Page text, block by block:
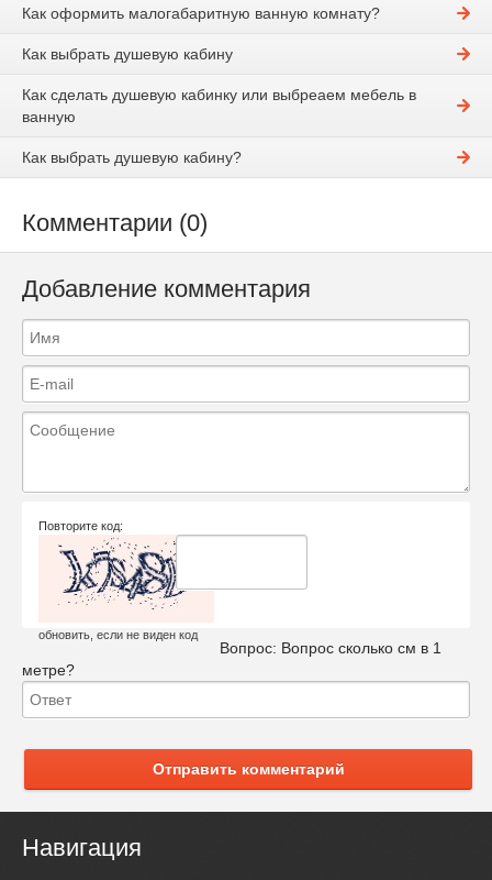
Как оформить малогабаритную ванную комнату?
Как выбрать душевую кабину
Как сделать душевую кабинку или выбреаем мебель в
ванную
Как выбрать душевую кабину?
Комментарии (0)
Добавление комментария
Повторите код:
обновить, если не виден код
Вопрос: Вопрос сколько см в 1
метре?
Отправить комментарий
Навигация